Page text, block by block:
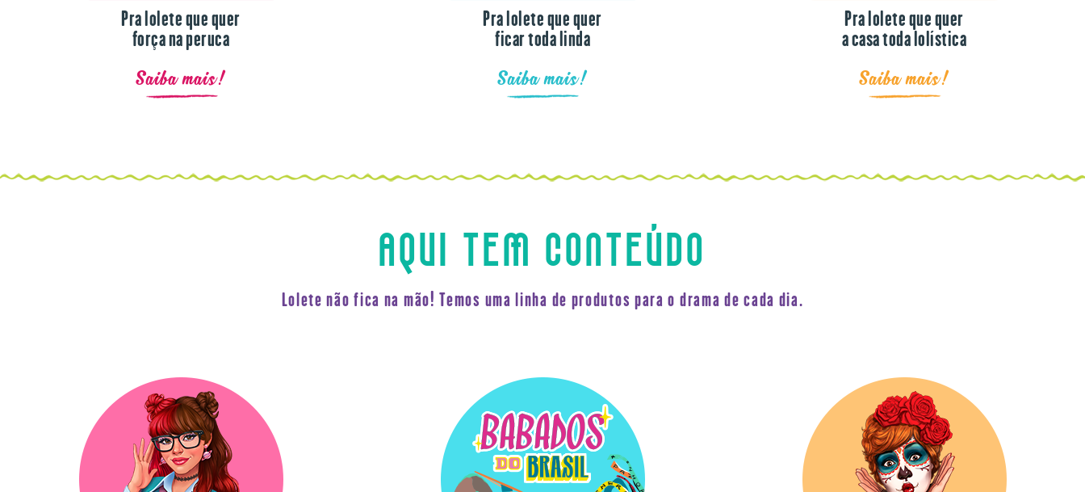
Pra lolete que quer
força na peruca
Saiba mais!
Pra lolete que quer
ficar toda linda
Saiba mais!
Pra lolete que quer
a casa toda lolística
Saiba mais!
AQUI TEM CONTEÚDO
Lolete não fica na mão! Temos uma linha de produtos para o drama de cada dia.